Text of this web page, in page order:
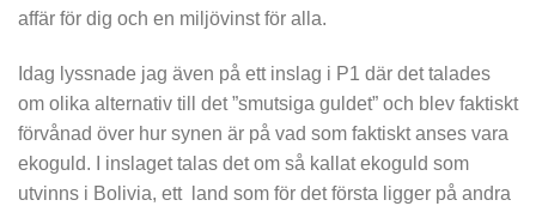
affär för dig och en miljövinst för alla.
Idag lyssnade jag även på ett inslag i P1 där det talades
om olika alternativ till det ”smutsiga guldet” och blev faktiskt
förvånad över hur synen är på vad som faktiskt anses vara
ekoguld. I inslaget talas det om så kallat ekoguld som
utvinns i Bolivia, ett land som för det första ligger på andra